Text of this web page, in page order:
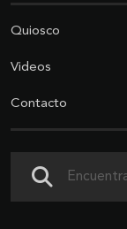
Quiosco
Videos
Contacto